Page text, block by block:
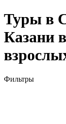
Туры в
Казани
Фильтры